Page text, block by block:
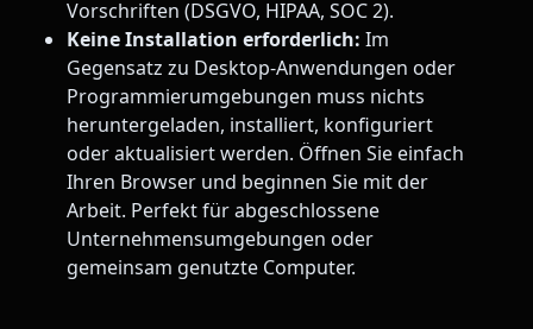
Vorschriften (DSGVO, HIPAA, SOC 2).
Keine Installation erforderlich: Im
Gegensatz zu Desktop-Anwendungen oder
Programmierumgebungen muss nichts
heruntergeladen, installiert, konfiguriert
oder aktualisiert werden. Öffnen Sie einfach
Ihren Browser und beginnen Sie mit der
Arbeit. Perfekt für abgeschlossene
Unternehmensumgebungen oder
gemeinsam genutzte Computer.